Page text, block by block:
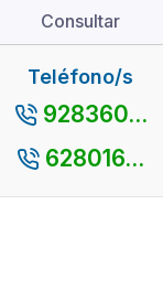
Consultar
Teléfono/s
928360...
628016...